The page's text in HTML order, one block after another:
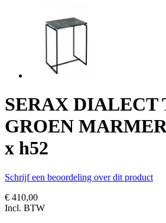
SERAX DIALECT
GROEN
x h52
Schrijf een beoordeling over dit product
€ 410,00
Incl. BTW